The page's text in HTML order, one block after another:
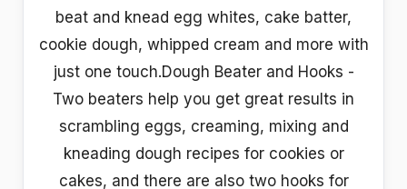
beat and knead egg whites, cake batter,
cookie dough, whipped cream and more with
just one touch.Dough Beater and Hooks -
Two beaters help you get great results in
scrambling eggs, creaming, mixing and
kneading dough recipes for cookies or
cakes, and there are also two hooks for